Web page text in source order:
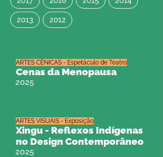
2013 2012
Cenas da Menopausa
2025
ARTES CÊNICAS - Espetáculo de Teatro
Xingu - Reflexos Indígenas
no Design Contemporâneo
2025
ARTES VISUAIS - Exposição